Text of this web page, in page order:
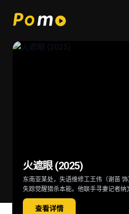
超级少女 Supergirl (2026)
当一位冷酷无情、突如其来的劲敌突袭
阿尔柯克 饰）——也就是“超级少女”——
伴结盟，横跨星际，踏上一段交织复仇
查看详情
后室 Backrooms (2026)
深陷困境的克拉克（切瓦特·埃加福 饰
空间，在这里一切物理规则崩塌，只有
终点也没有出路。心理医生玛丽（雷娜
克意外踏入此地，在这片异常空间中，
查看详情
火遮眼 (2025)
东南亚某处，失语维修工王伟（谢苗 饰
失踪觉醒猎杀本能。他联手寻妻记者纳
盟，在连番血战中死斗黑暗组织打手
阿德（雅彦·鲁伊安 饰）一众人等。怒
查看详情
The Mandalorian &
在秩序动荡的银河系，“最强奶爸”丁·
“银河系萌娃”古古这对非血缘父子并肩
·贾伦身披贝斯卡钢甲，凭悍勇战力屡
原力学徒古古，则总能在关键时刻爆发
查看详情